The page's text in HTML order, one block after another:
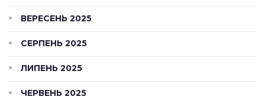
ВЕРЕСЕНЬ 2025
СЕРПЕНЬ 2025
ЛИПЕНЬ 2025
ЧЕРВЕНЬ 2025